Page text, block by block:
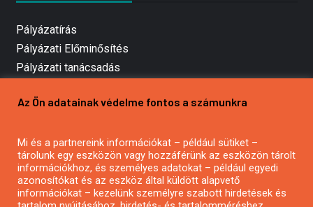
Pályázatírás
Pályázati Előminősítés
Pályázati tanácsadás
Mezőgazdasági pályázatírás
Pályázatírás civil szervezeteknek
Pályázatírás önkormányzatoknak
Pályázatfigyelés
Specifikus pályázatfigyelés vagy hírlevél
Az Ön adatainak védelme fontos a számunkra
Mi és a partnereink információkat – például sütiket –
tárolunk egy eszközön vagy hozzáférünk az eszközön tárolt
információkhoz, és személyes adatokat – például egyedi
azonosítókat és az eszköz által küldött alapvető
információkat – kezelünk személyre szabott hirdetések és